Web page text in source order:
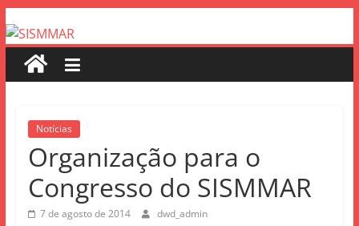
Notícias
Organização para o
Congresso do SISMMAR
7 de agosto de 2014 dwd_admin